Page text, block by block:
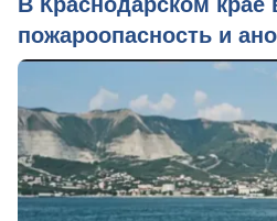
пожароопасность и